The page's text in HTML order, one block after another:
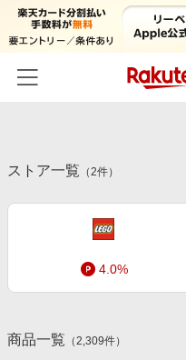
カテゴリー一覧
百貨店・総合ECモール
ファッション・インナー・小物
食品・スイーツ・お酒
初回購入者限定特典
新着ストアのご紹介
友達紹介
楽天IDでログイン/会員登録
ストア一覧 （2件）
4.0%
商品一覧 （2,309件）